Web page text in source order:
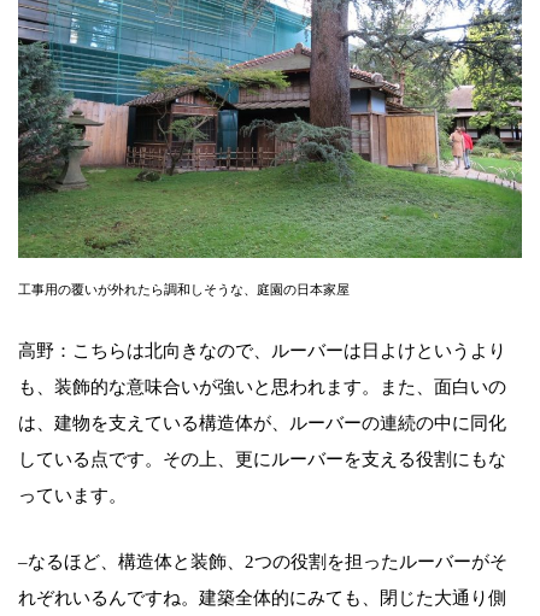
工事用の覆いが外れたら調和しそうな、庭園の日本家屋
高野：こちらは北向きなので、ルーバーは日よけというより
も、装飾的な意味合いが強いと思われます。また、面白いの
は、建物を支えている構造体が、ルーバーの連続の中に同化
している点です。その上、更にルーバーを支える役割にもな
っています。
–なるほど、構造体と装飾、2つの役割を担ったルーバーがそ
れぞれいるんですね。建築全体的にみても、閉じた大通り側